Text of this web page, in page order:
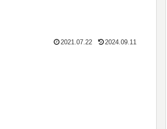
2021.07.22 2024.09.11